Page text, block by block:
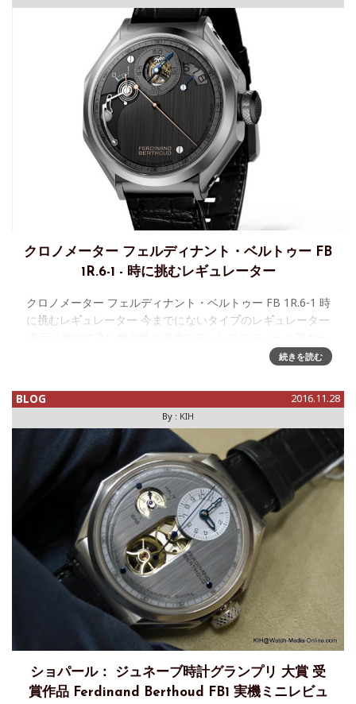
クロノメーター フェルディナント・ベルトゥー FB
1R.6-1 - 時に挑むレギュレーター
クロノメーター フェルディナント・ベルトゥー FB 1R.6-1 時
に挑むレギュレーター 今までにないタイプのレギュレーター
スを持つクロノメーターFB1R.6-1 が、新たにクロ
続きを読む
BLOG 2016.11.28
By : KIH
ショパール： ジュネーブ時計グランプリ 大賞 受
賞作品 Ferdinand Berthoud FB1 実機ミニレビュ